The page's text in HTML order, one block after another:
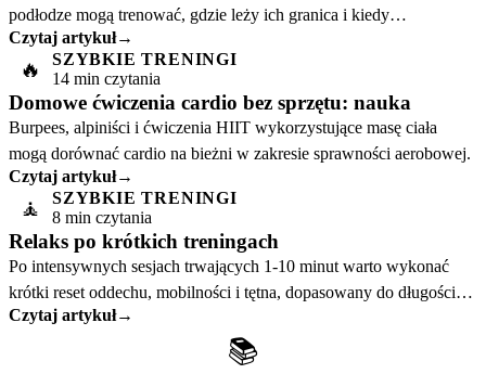
podłodze mogą trenować, gdzie leży ich granica i kiedy
przyciąganie wymaga większego oporu.
Czytaj artykuł→
🔥
SZYBKIE TRENINGI
14 min czytania
Domowe ćwiczenia cardio bez sprzętu: nauka
Burpees, alpiniści i ćwiczenia HIIT wykorzystujące masę ciała
mogą dorównać cardio na bieżni w zakresie sprawności aerobowej.
Czytaj artykuł→
🧘
SZYBKIE TRENINGI
8 min czytania
Relaks po krótkich treningach
Po intensywnych sesjach trwających 1-10 minut warto wykonać
krótki reset oddechu, mobilności i tętna, dopasowany do długości
treningu.
Czytaj artykuł→
📚